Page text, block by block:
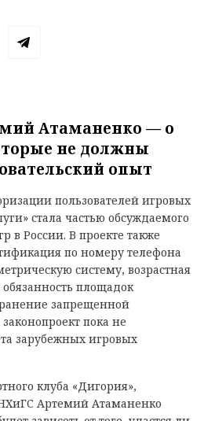
Атаманенко — о
не должны
опыт
пользователей игровых
стала частью обсуждаемого
в России. В проекте также
по номеру телефона
систему, возрастная
площадок
запрещенной
пока не
зарубежных игровых
клуба «Дигория»,
Артемий Атаманенко